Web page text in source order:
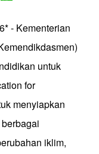
- Kementerian
untuk
for
menyiapkan
iklim,